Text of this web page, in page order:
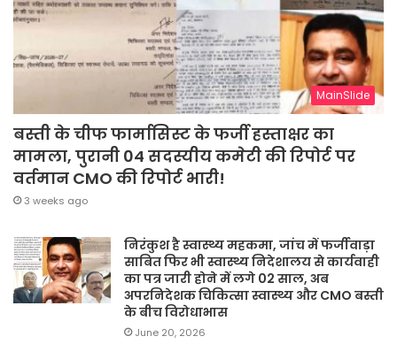
MainSlide
बस्ती के चीफ फार्मासिस्ट के फर्जी हस्ताक्षर का
मामला, पुरानी 04 सदस्यीय कमेटी की रिपोर्ट पर
वर्तमान CMO की रिपोर्ट भारी!
3 weeks ago
निरंकुश है स्वास्थ्य महकमा, जांच में फर्जीवाड़ा
साबित फिर भी स्वास्थ्य निदेशालय से कार्यवाही
का पत्र जारी होने में लगे 02 साल, अब
अपरनिदेशक चिकित्सा स्वास्थ्य और CMO बस्ती
के बीच विरोधाभास
June 20, 2026